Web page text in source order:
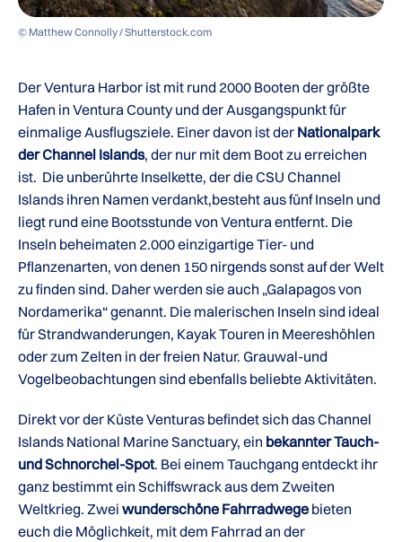
© Matthew Connolly / Shutterstock.com
Der Ventura Harbor ist mit rund 2000 Booten der größte
Hafen in Ventura County und der Ausgangspunkt für
einmalige Ausflugsziele. Einer davon ist der Nationalpark
der Channel Islands, der nur mit dem Boot zu erreichen
ist. Die unberührte Inselkette, der die CSU Channel
Islands ihren Namen verdankt,besteht aus fünf Inseln und
liegt rund eine Bootsstunde von Ventura entfernt. Die
Inseln beheimaten 2.000 einzigartige Tier- und
Pflanzenarten, von denen 150 nirgends sonst auf der Welt
zu finden sind. Daher werden sie auch „Galapagos von
Nordamerika“ genannt. Die malerischen Inseln sind ideal
für Strandwanderungen, Kayak Touren in Meereshöhlen
oder zum Zelten in der freien Natur. Grauwal-und
Vogelbeobachtungen sind ebenfalls beliebte Aktivitäten.
Direkt vor der Küste Venturas befindet sich das Channel
Islands National Marine Sanctuary, ein bekannter Tauch-
und Schnorchel-Spot. Bei einem Tauchgang entdeckt ihr
ganz bestimmt ein Schiffswrack aus dem Zweiten
Weltkrieg. Zwei wunderschöne Fahrradwege bieten
euch die Möglichkeit, mit dem Fahrrad an der